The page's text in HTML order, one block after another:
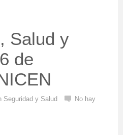
Salud y
de
Seguridad y Salud
No hay